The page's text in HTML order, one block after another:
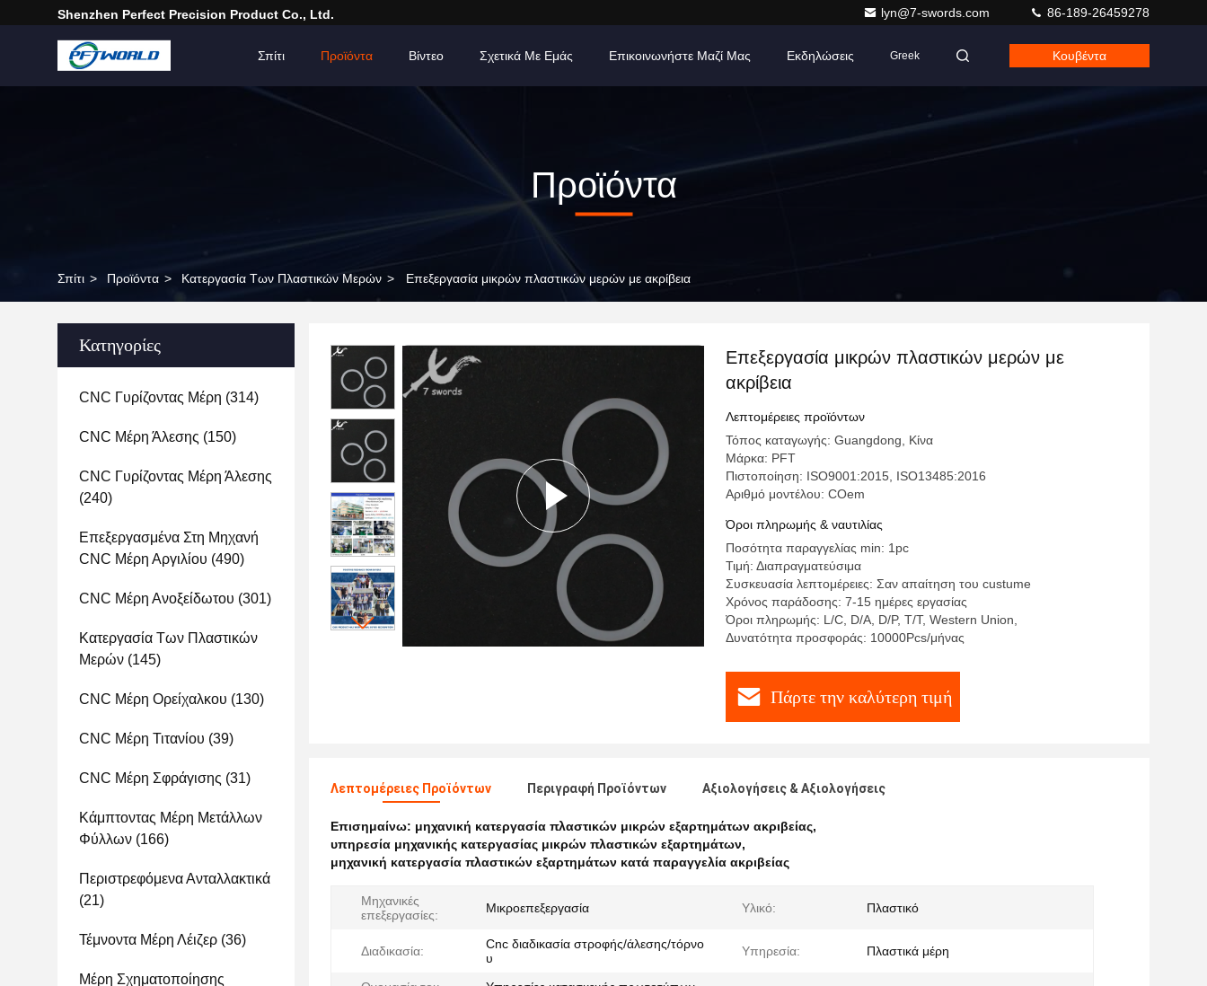
Shenzhen Perfect Precision Product Co., Ltd. lyn@7-swords.com 86-189-26459278
Σπίτι Προϊόντα Βίντεο Σχετικά Με Εμάς Επικοινωνήστε Μαζί Μας Εκδηλώσεις Greek Κουβέντα
Προϊόντα
Σπίτι > Προϊόντα > Κατεργασία Των Πλαστικών Μερών > Επεξεργασία μικρών πλαστικών μερών με ακρίβεια
Κατηγορίες
CNC Γυρίζοντας Μέρη (314)
CNC Μέρη Άλεσης (150)
CNC Γυρίζοντας Μέρη Άλεσης
(240)
Επεξεργασμένα Στη Μηχανή
CNC Μέρη Αργιλίου (490)
CNC Μέρη Ανοξείδωτου (301)
Κατεργασία Των Πλαστικών
Μερών (145)
CNC Μέρη Ορείχαλκου (130)
CNC Μέρη Τιτανίου (39)
CNC Μέρη Σφράγισης (31)
Κάμπτοντας Μέρη Μετάλλων
Φύλλων (166)
Περιστρεφόμενα Ανταλλακτικά
(21)
Τέμνοντα Μέρη Λέιζερ (36)
Μέρη Σχηματοποίησης
Επεξεργασία μικρών πλαστικών μερών με
ακρίβεια
Λεπτομέρειες προϊόντων
Τόπος καταγωγής: Guangdong, Κίνα
Μάρκα: PFT
Πιστοποίηση: ISO9001:2015, ISO13485:2016
Αριθμό μοντέλου: COem
Όροι πληρωμής & ναυτιλίας
Ποσότητα παραγγελίας min: 1pc
Τιμή: Διαπραγματεύσιμα
Συσκευασία λεπτομέρειες: Σαν απαίτηση του custume
Χρόνος παράδοσης: 7-15 ημέρες εργασίας
Όροι πληρωμής: L/C, D/A, D/P, T/T, Western Union,
Δυνατότητα προσφοράς: 10000Pcs/μήνας
Πάρτε την καλύτερη τιμή
Λεπτομέρειες Προϊόντων Περιγραφή Προϊόντων Αξιολογήσεις & Αξιολογήσεις
Επισημαίνω: μηχανική κατεργασία πλαστικών μικρών εξαρτημάτων ακριβείας,
υπηρεσία μηχανικής κατεργασίας μικρών πλαστικών εξαρτημάτων,
μηχανική κατεργασία πλαστικών εξαρτημάτων κατά παραγγελία ακριβείας
Μηχανικές
επεξεργασίες:
Μικροεπεξεργασία Υλικό: Πλαστικό
Διαδικασία:
Cnc διαδικασία στροφής/άλεσης/τόρνο
υ
Υπηρεσία: Πλαστικά μέρη